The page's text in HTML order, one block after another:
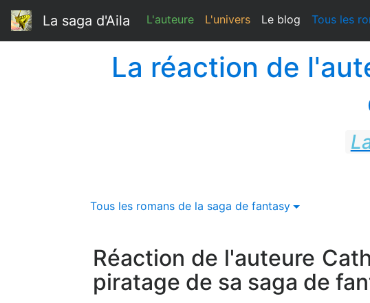
La saga d'Aila L'auteure L'univers Le blog Tous les
La réaction de
Tous les romans de la saga de fantasy
Réaction de l'auteure
piratage de sa saga de